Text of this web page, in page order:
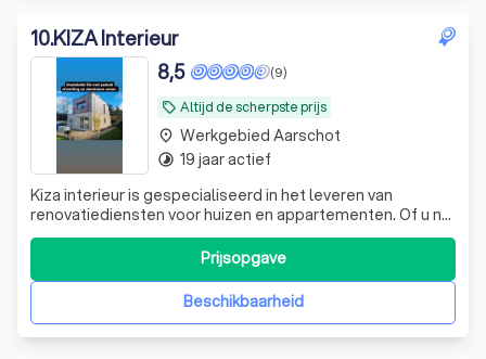
10.KIZA Interieur
local_offer Altijd de scherpste prijs
(9)
8,5
Kiza interieur is gespecialiseerd in het leveren van
renovatiediensten voor huizen en appartementen. Of u nu
uw huis wilt opfrissen of een complete transformatie wilt
doorvoeren, wij zijn er om u te helpen. Ons team met
jarenlange ervaring biedt hoogwaardige
renovatiediensten die zijn afgestemd op
Beschikbaarheid
Prijsopgave
place Werkgebied Aarschot
timelapse 19 jaar actief